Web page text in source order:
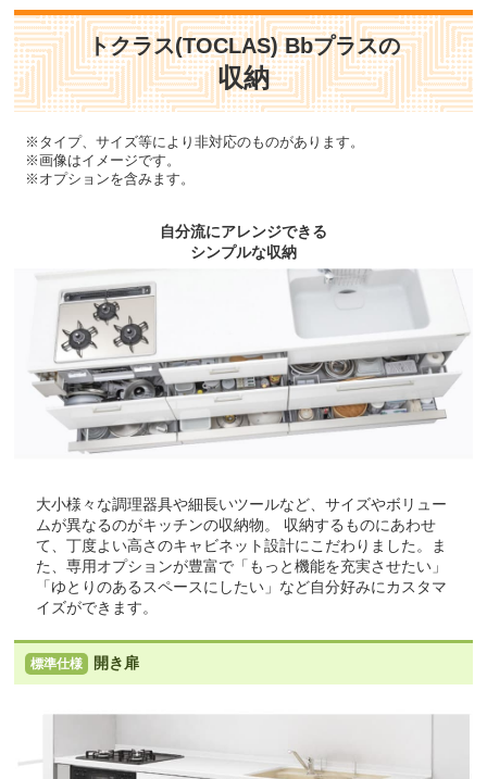
トクラス(TOCLAS) Bbプラスの
収納
※タイプ、サイズ等により非対応のものがあります。
※画像はイメージです。
※オプションを含みます。
自分流にアレンジできる
シンプルな収納
大小様々な調理器具や細長いツールなど、サイズやボリュー
ムが異なるのがキッチンの収納物。 収納するものにあわせ
て、丁度よい高さのキャビネット設計にこだわりました。ま
た、専用オプションが豊富で「もっと機能を充実させたい」
「ゆとりのあるスペースにしたい」など自分好みにカスタマ
イズができます。
標準仕様 開き扉